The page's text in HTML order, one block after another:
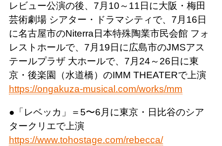
レビュー公演の後、7月10～11日に大阪・梅田
芸術劇場 シアター・ドラマシティで、7月16日
に名古屋市のNiterra日本特殊陶業市民会館 フォ
レストホールで、7月19日に広島市のJMSアス
テールプラザ 大ホールで、7月24～26日に東
京・後楽園（水道橋）のIMM THEATERで上演
https://ongakuza-musical.com/works/mm
●「レベッカ」＝5〜6月に東京・日比谷のシア
タークリエで上演
https://www.tohostage.com/rebecca/